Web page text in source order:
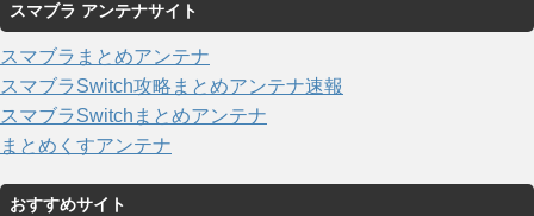
スマブラ アンテナサイト
スマブラまとめアンテナ
スマブラSwitch攻略まとめアンテナ速報
スマブラSwitchまとめアンテナ
まとめくすアンテナ
おすすめサイト